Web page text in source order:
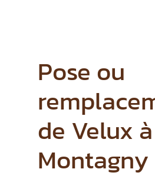
Pose ou
de Velux à
Montagny